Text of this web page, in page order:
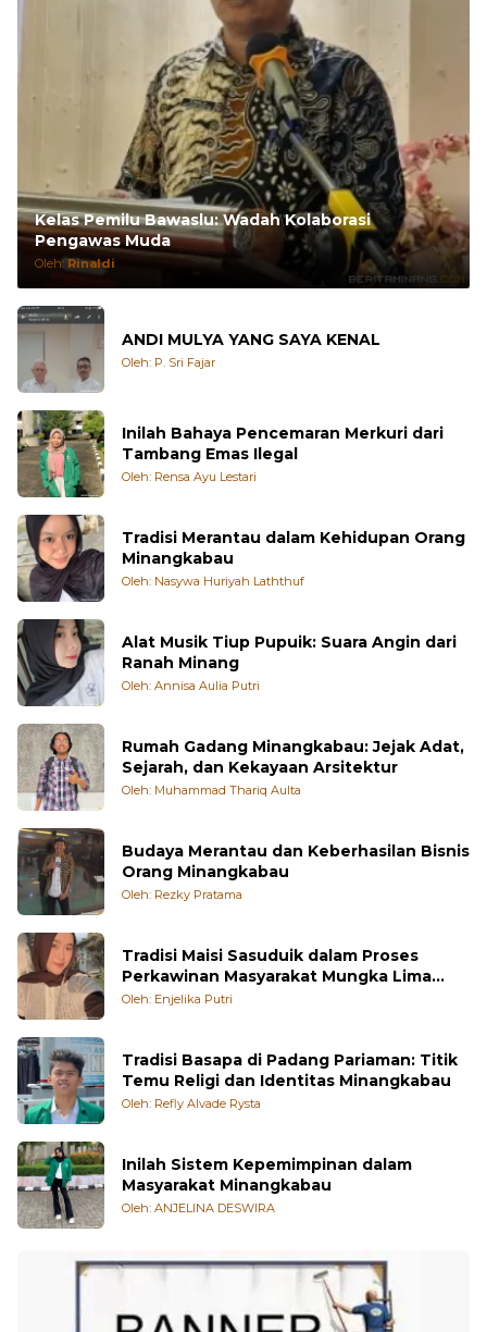
Kelas Pemilu Bawaslu: Wadah Kolaborasi
Pengawas Muda
Oleh: Rinaldi
ANDI MULYA YANG SAYA KENAL
Oleh: P. Sri Fajar
Inilah Bahaya Pencemaran Merkuri dari
Tambang Emas Ilegal
Oleh: Rensa Ayu Lestari
Tradisi Merantau dalam Kehidupan Orang
Minangkabau
Oleh: Nasywa Huriyah Laththuf
Alat Musik Tiup Pupuik: Suara Angin dari
Ranah Minang
Oleh: Annisa Aulia Putri
Rumah Gadang Minangkabau: Jejak Adat,
Sejarah, dan Kekayaan Arsitektur
Oleh: Muhammad Thariq Aulta
Budaya Merantau dan Keberhasilan Bisnis
Orang Minangkabau
Oleh: Rezky Pratama
Tradisi Maisi Sasuduik dalam Proses
Perkawinan Masyarakat Mungka Lima
Puluh Kota
Oleh: Enjelika Putri
Tradisi Basapa di Padang Pariaman: Titik
Temu Religi dan Identitas Minangkabau
Oleh: Refly Alvade Rysta
Inilah Sistem Kepemimpinan dalam
Masyarakat Minangkabau
Oleh: ANJELINA DESWIRA